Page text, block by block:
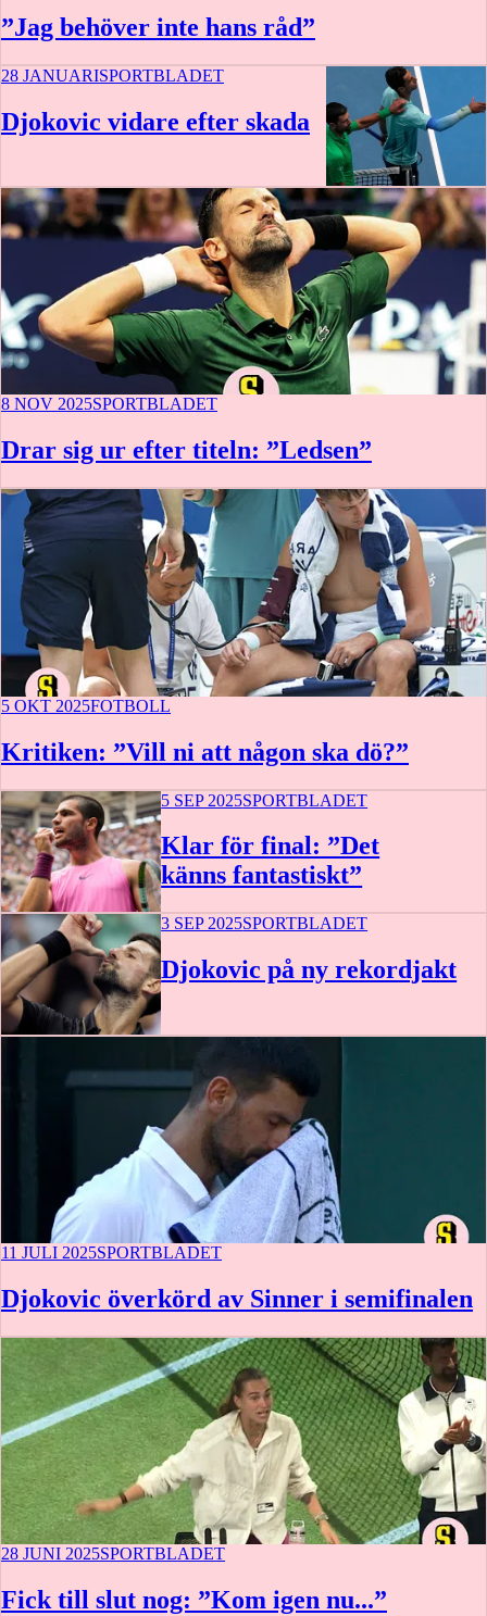
”Jag behöver inte hans råd”
28 JANUARISPORTBLADET
Djokovic vidare efter skada
8 NOV 2025SPORTBLADET
Drar sig ur efter titeln: ”Ledsen”
5 OKT 2025FOTBOLL
Kritiken: ”Vill ni att någon ska dö?”
5 SEP 2025SPORTBLADET
Klar för final: ”Det
känns fantastiskt”
3 SEP 2025SPORTBLADET
Djokovic på ny rekordjakt
11 JULI 2025SPORTBLADET
Djokovic överkörd av Sinner i semifinalen
28 JUNI 2025SPORTBLADET
Fick till slut nog: ”Kom igen nu...”